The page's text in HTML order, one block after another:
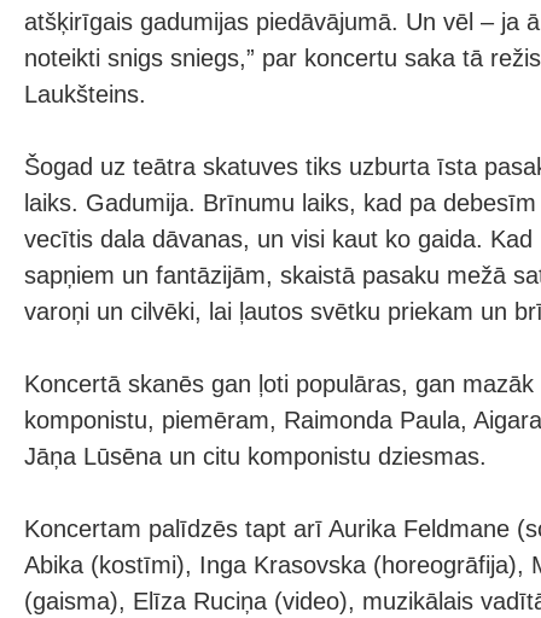
atšķirīgais gadumijas piedāvājumā. Un vēl – ja
noteikti snigs sniegs,” par koncertu saka tā
Laukšteins.
Šogad uz teātra skatuves tiks uzburta īsta
laiks. Gadumija. Brīnumu laiks, kad pa
vecītis dala dāvanas, un visi kaut ko gaida.
sapņiem un fantāzijām, skaistā pasaku mežā
varoņi un cilvēki, lai ļautos svētku priekam un
Koncertā skanēs gan ļoti populāras, gan
komponistu, piemēram, Raimonda Paula,
Jāņa Lūsēna un citu komponistu dziesmas.
Koncertam palīdzēs tapt arī Aurika Feldmane
Abika (kostīmi), Inga Krasovska (horeogrāfija),
(gaisma), Elīza Ruciņa (video), muzikālais